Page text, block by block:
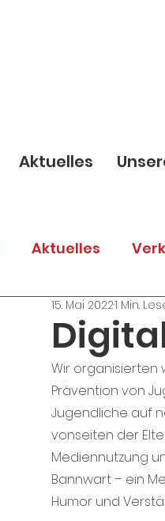
Aktuelles
Aktuelles
Gemeindeanlässe
15. Mai 20221 Min.
Wir organisierten
Prävention von
Jugendliche auf
vonseiten der
Mediennutzung
Bannwart – ein
Humor und